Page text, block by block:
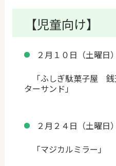
【児童向け】
２月１０日（土曜日
「ふしぎ駄菓子屋
ターサンド」
２月２４日（土曜日
「マジカルミラー」